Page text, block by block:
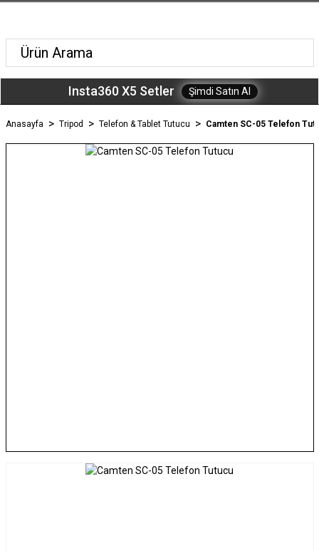
Insta360 X5 Setler Şimdi Satın Al
Anasayfa Tripod Telefon & Tablet Tutucu Camten SC-05 Telefon